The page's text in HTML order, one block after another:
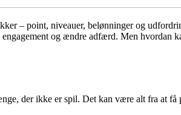
– point, niveauer, belønninger og
og ændre adfærd. Men
der ikke er spil. Det kan være alt fra at